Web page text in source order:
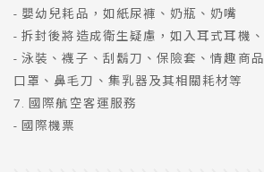
- 嬰幼兒耗品，如紙尿褲、奶瓶、奶嘴
- 拆封後將造成衛生疑慮，如入耳式耳機
- 泳裝、襪子、刮鬍刀、保險套、情趣商
口罩、鼻毛刀、集乳器及其相關耗材等
7. 國際航空客運服務
- 國際機票